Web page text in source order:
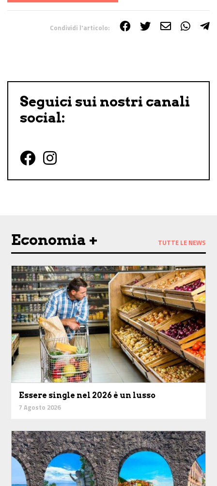
Condividi l'articolo:
Seguici sui nostri canali
social:
Follow us on Facebook
Follow us on Instagram
Economia + TUTTE LE NEWS
Essere single nel 2026 è un lusso
7 Agosto 2026